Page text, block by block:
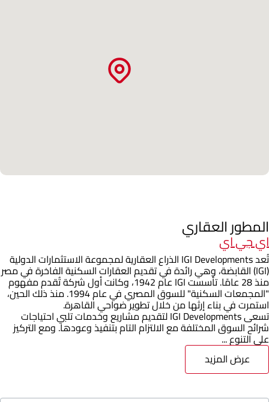
المطور العقاري
اي جي اي
تُعد IGI Developments الذراع العقارية لمجموعة الاستثمارات الدولية
(IGI) القابضة، وهي رائدة في تقديم العقارات السكنية الفاخرة في مصر
منذ 28 عامًا. تأسست IGI عام 1942، وكانت أول شركة تُقدم مفهوم
"المجمعات السكنية" للسوق المصري في عام 1994. منذ ذلك الحين،
استمرت في بناء إرثها من خلال تطوير ضواحي القاهرة.
تسعى IGI Developments لتقديم مشاريع وخدمات تلبي احتياجات
شرائح السوق المختلفة مع الالتزام التام بتنفيذ وعودها. ومع التركيز
على التنوع ...
عرض المزيد